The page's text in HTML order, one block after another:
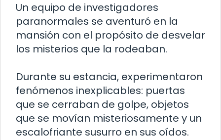
Un equipo de investigadores
paranormales se aventuró en la
mansión con el propósito de desvelar
los misterios que la rodeaban.
Durante su estancia, experimentaron
fenómenos inexplicables: puertas
que se cerraban de golpe, objetos
que se movían misteriosamente y un
escalofriante susurro en sus oídos.